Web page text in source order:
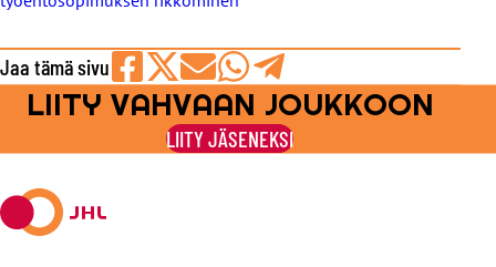
Jaa tämä sivu
Jaa
Facebookissa
Jaa
viestipalvelu
X:ssä
Jaa
sähköpostilla
Jaa
WhatsAppilla
Jaa
Telegramilla
LIITY VAHVAAN JOUKKOON
LIITY JÄSENEKSI